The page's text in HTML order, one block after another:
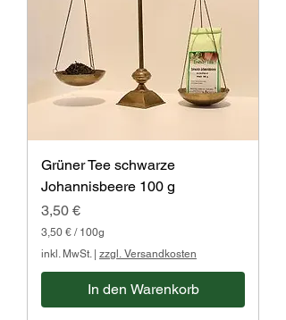
Grüner Tee schwarze
Johannisbeere 100 g
Preis
3,50 €
3,50 € / 100g
,
5
inkl. MwSt. | zzgl. Versandkosten
In den Warenkorb